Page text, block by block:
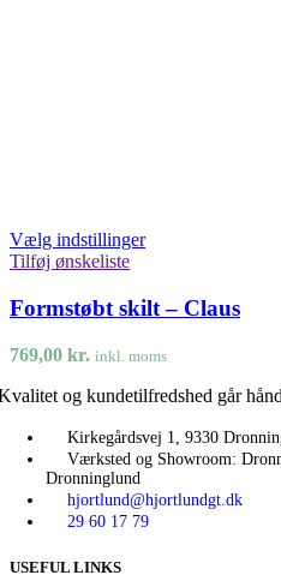
Vælg indstillinger
Tilføj ønskeliste
Formstøbt skilt – Claus
769,00 kr. inkl. moms
og kundetilfredshed går
Kirkegårdsvej 1, 9330
Værksted og Showroom:
Dronninglund
hjortlund@hjortlundgt.dk
29 60 17 79
USEFUL LINKS